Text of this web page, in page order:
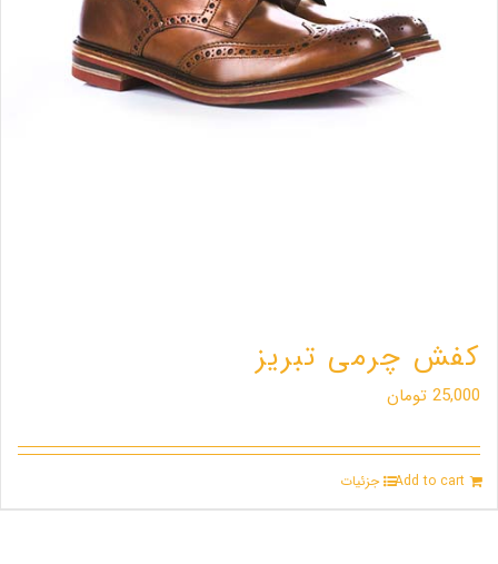
کفش چرمی تبریز
25,000 تومان
Add to cart جزئیات